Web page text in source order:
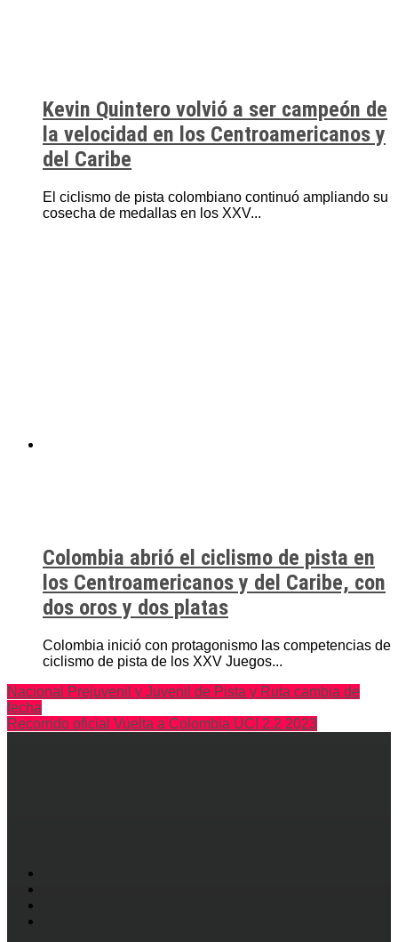
Kevin Quintero volvió a ser campeón de
la velocidad en los Centroamericanos y
del Caribe
El ciclismo de pista colombiano continuó ampliando su
cosecha de medallas en los XXV...
Colombia abrió el ciclismo de pista en
los Centroamericanos y del Caribe, con
dos oros y dos platas
Colombia inició con protagonismo las competencias de
ciclismo de pista de los XXV Juegos...
Nacional Prejuvenil y Juvenil de Pista y Ruta cambia de
fecha
Recorrido oficial Vuelta a Colombia UCI 2.2 2023